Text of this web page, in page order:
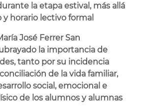
la etapa estival, más allá
y horario lectivo formal
José Ferrer San
la importancia de
tanto por su incidencia
de la vida familiar,
social, emocional e
de los alumnos y alumnas